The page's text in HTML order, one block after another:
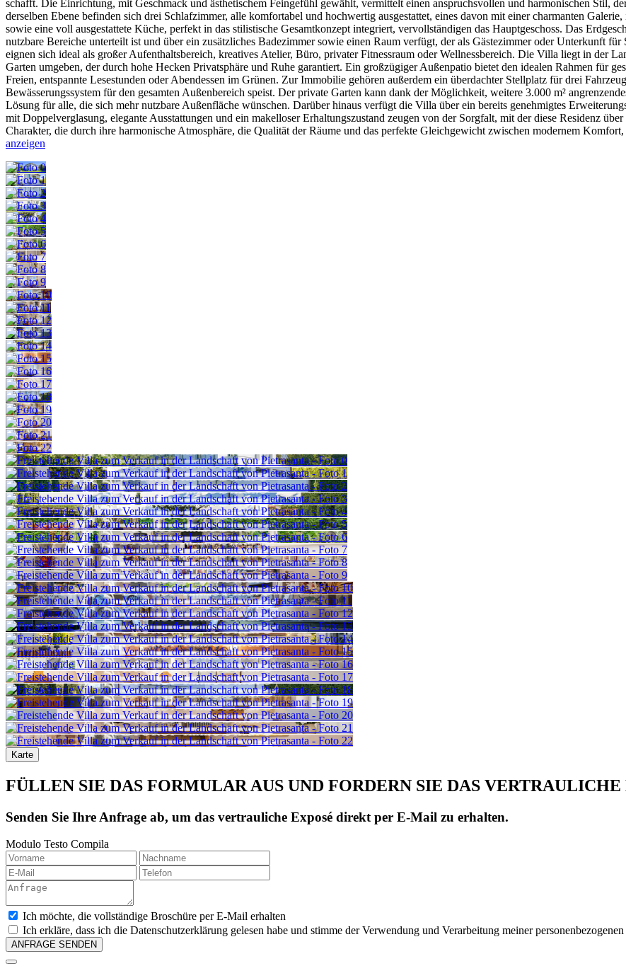
schafft. Die Einrichtung, mit Geschmack und ästhetischem Feingefühl gewählt, vermittelt einen anspruchsvollen und harmonischen Stil,
derselben Ebene befinden sich drei Schlafzimmer, alle komfortabel und hochwertig ausgestattet, eines davon mit einer charmanten
sowie eine voll ausgestattete Küche, perfekt in das stilistische Gesamtkonzept integriert, vervollständigen das Hauptgeschoss. Das
nutzbare Bereiche unterteilt ist und über ein zusätzliches Badezimmer sowie einen Raum verfügt, der als Gästezimmer oder Unterkunft
eignen sich ideal als großer Aufenthaltsbereich, kreatives Atelier, Büro, privater Fitnessraum oder Wellnessbereich. Die Villa liegt in der
Garten umgeben, der durch hohe Hecken Privatsphäre und Ruhe garantiert. Ein großzügiger Außenpatio bietet den idealen Rahmen für
Freien, entspannte Lesestunden oder Abendessen im Grünen. Zur Immobilie gehören außerdem ein überdachter Stellplatz für drei
Bewässerungssystem für den gesamten Außenbereich speist. Der private Garten kann dank der Möglichkeit, weitere 3.000 m²
Lösung für alle, die sich mehr nutzbare Außenfläche wünschen. Darüber hinaus verfügt die Villa über ein bereits genehmigtes
mit Doppelverglasung, elegante Ausstattungen und ein makelloser Erhaltungszustand zeugen von der Sorgfalt, mit der diese Residenz
Charakter, die durch ihre harmonische Atmosphäre, die Qualität der Räume und das perfekte Gleichgewicht zwischen modernem
anzeigen
Karte
FÜLLEN SIE DAS FORMULAR AUS UND FORDERN SIE DAS VERTRAULICHE
Senden Sie Ihre Anfrage ab, um das vertrauliche Exposé direkt per E-Mail zu erhalten.
Modulo Testo Compila
Ich möchte, die vollständige Broschüre per E-Mail erhalten
Ich erkläre, dass ich die Datenschutzerklärung gelesen habe und stimme der Verwendung und Verarbeitung meiner